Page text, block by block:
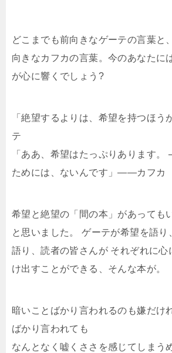
どこまでも前向きなゲーテの言葉と
向きなカフカの言葉。今のあなたに
が心に響くでしょう?
「絶望するよりは、希望を持つほ
テ
「ああ、希望はたっぷりあります
ためには、ないんです」――カフカ
希望と絶望の「間の本」があっても
と思いました。 ゲーテが希望を語り
語り、読者の皆さんが それぞれに心
け出すことができる、そんな本が。
暗いことばかり言われるのも嫌だけ
ばかり言われても
なんとなく嘘くささを感じてしまう